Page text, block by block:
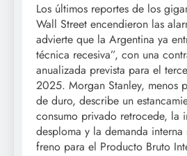
Los últimos reportes de los
Wall Street encendieron las
advierte que la Argentina ya
técnica recesiva”, con una
anualizada prevista para el
2025. Morgan Stanley, menos
de duro, describe un
consumo privado retrocede, la
desploma y la demanda
freno para el Producto Bruto